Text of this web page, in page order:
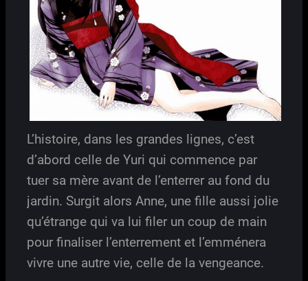
L’histoire, dans les grandes lignes, c’est
d’abord celle de Yuri qui commence par
tuer sa mère avant de l’enterrer au fond du
jardin. Surgit alors Anne, une fille aussi jolie
qu’étrange qui va lui filer un coup de main
pour finaliser l’enterrement et l’emménera
vivre une autre vie, celle de la vengeance.